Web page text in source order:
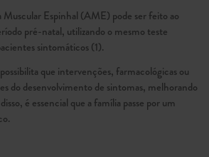
Espinhal (AME) pode ser feito ao
pré-natal, utilizando o mesmo teste
sintomáticos (1).
que intervenções, farmacológicas ou
do desenvolvimento de sintomas, melhorando
é essencial que a família passe por um